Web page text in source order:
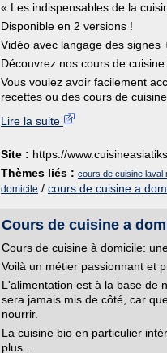
« Les indispensables de la
Disponible en 2 versions !
Vidéo avec langage des signes
Découvrez nos cours de
Vous voulez avoir facilement
recettes ou des cours de
Lire la suite
Site : https://
Thèmes liés : cours de cuisine laval
domicile / cours de cuisine a
Cours de cuisine a
Cours de cuisine à domicile:
Voilà un métier passionnant et
L'alimentation est à la base de
sera jamais mis de côté, car
nourrir.
La cuisine bio en particulier
plus...